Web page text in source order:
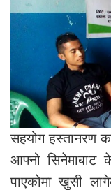
सहयोग हस्तानरण
आफ्नो सिनेमाबाट
पाएकोमा खुसी